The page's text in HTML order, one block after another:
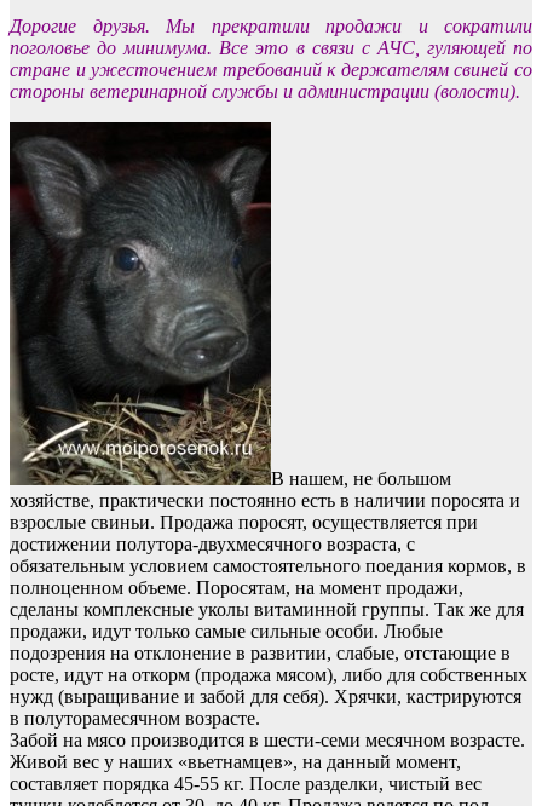
Дорогие друзья. Мы прекратили продажи и сократили
поголовье до минимума. Все это в связи с АЧС, гуляющей по
стране и ужесточением требований к держателям свиней со
стороны ветеринарной службы и администрации (волости).
В нашем, не большом
хозяйстве, практически постоянно есть в наличии поросята и
взрослые свиньи. Продажа поросят, осуществляется при
достижении полутора-двухмесячного возраста, с
обязательным условием самостоятельного поедания кормов, в
полноценном объеме. Поросятам, на момент продажи,
сделаны комплексные уколы витаминной группы. Так же для
продажи, идут только самые сильные особи. Любые
подозрения на отклонение в развитии, слабые, отстающие в
росте, идут на откорм (продажа мясом), либо для собственных
нужд (выращивание и забой для себя). Хрячки, кастрируются
в полуторамесячном возрасте.
Забой на мясо производится в шести-семи месячном возрасте.
Живой вес у наших «вьетнамцев», на данный момент,
составляет порядка 45-55 кг. После разделки, чистый вес